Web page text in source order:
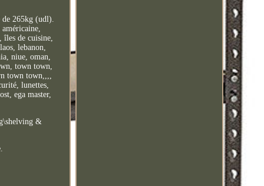
265kg (udl).
de cuisine,
lebanon,
niue, oman,
town town,
town town,,,,
lunettes,
ega master,
&